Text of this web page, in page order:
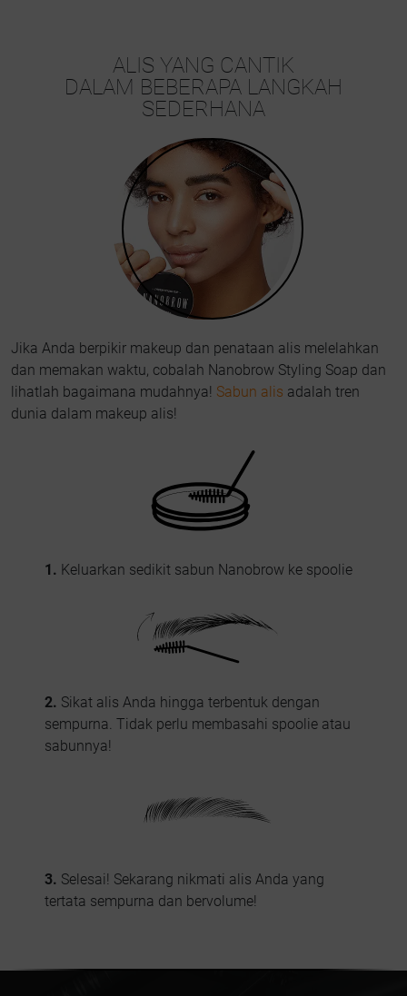
ALIS YANG CANTIK
DALAM BEBERAPA LANGKAH
SEDERHANA
Jika Anda berpikir makeup dan penataan alis melelahkan
dan memakan waktu, cobalah Nanobrow Styling Soap dan
lihatlah bagaimana mudahnya! Sabun alis adalah tren
dunia dalam makeup alis!
1. Keluarkan sedikit sabun Nanobrow ke spoolie
2. Sikat alis Anda hingga terbentuk dengan
sempurna. Tidak perlu membasahi spoolie atau
sabunnya!
3. Selesai! Sekarang nikmati alis Anda yang
tertata sempurna dan bervolume!